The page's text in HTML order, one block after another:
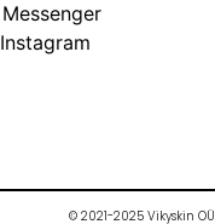
Messenger
Instagram
© 2021-2025 Vikyskin OÜ